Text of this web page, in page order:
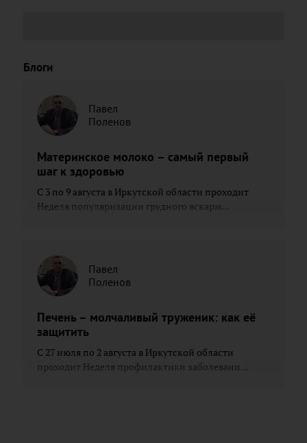
Блоги
Павел
Поленов
Материнское молоко – самый первый
шаг к здоровью
С 3 по 9 августа в Иркутской области проходит
Неделя популяризации грудного вскарм...
Павел
Поленов
Печень – молчаливый труженик: как её
защитить
С 27 июля по 2 августа в Иркутской области
проходит Неделя профилактики заболевани...